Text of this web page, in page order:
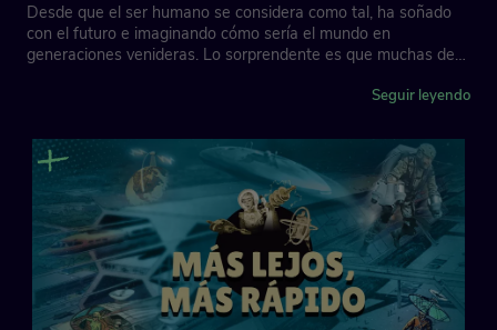
Desde que el ser humano se considera como tal, ha soñado
con el futuro e imaginando cómo sería el mundo en
generaciones venideras. Lo sorprendente es que muchas de
esperando su momento. Acompañadnos en este viaje a través
imaginado por nuestros antepasados.
Seguir leyendo